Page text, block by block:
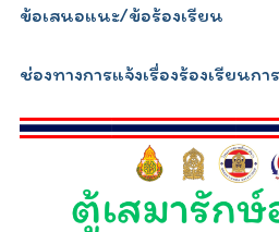
ข้อเสนอแนะ/ข้อร้องเรียน
ช่องทางการแจ้งเรื่องร้องเรียนก